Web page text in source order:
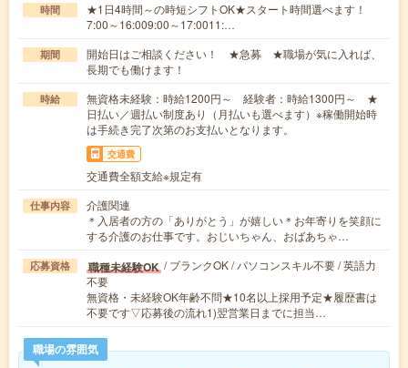
時間
★1日4時間～の時短シフトOK★スタート時間選べます！
7:00～16:009:00～17:0011:…
期間
開始日はご相談ください！ ★急募 ★職場が気に入れば、
長期でも働けます！
時給
無資格未経験：時給1200円～ 経験者：時給1300円～ ★
日払い／週払い制度あり（月払いも選べます）※稼働開始時
は手続き完了次第のお支払いとなります。
交通費
交通費全額支給※規定有
仕事内容
介護関連
＊入居者の方の「ありがとう」が嬉しい＊お年寄りを笑顔に
する介護のお仕事です。おじいちゃん、おばあちゃ…
応募資格 職種未経験OK / ブランクOK / パソコンスキル不要 / 英語力
不要
無資格・未経験OK年齢不問★10名以上採用予定★履歴書は
不要です▽応募後の流れ1)翌営業日までに担当…
職場の雰囲気